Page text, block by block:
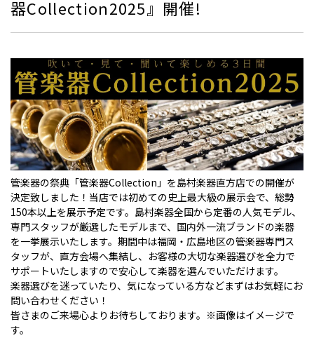
器Collection2025』開催!
管楽器の祭典「管楽器Collection」を島村楽器直方店での開催が
決定致しました！当店では初めての史上最大級の展示会で、総勢
150本以上を展示予定です。島村楽器全国から定番の人気モデル、
専門スタッフが厳選したモデルまで、国内外一流ブランドの楽器
を一挙展示いたします。期間中は福岡・広島地区の管楽器専門ス
タッフが、直方会場へ集結し、お客様の大切な楽器選びを全力で
サポートいたしますので安心して楽器を選んでいただけます。
楽器選びを迷っていたり、気になっている方などまずはお気軽にお
問い合わせください！
皆さまのご来場心よりお待ちしております。※画像はイメージで
す。